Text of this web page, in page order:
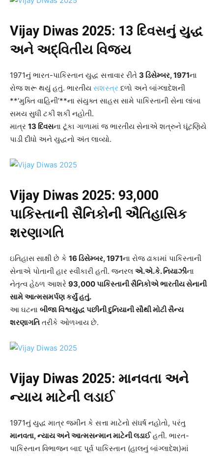
Vijay Diwas 2025: 13 દિવસનું યુદ્ધ
અને અદ્વિતીય વિજય
1971નું ભારત-પાકિસ્તાન યુદ્ધ સત્તાવાર રીતે 3 ડિસેમ્બર, 1971ના
રોજ શરૂ થયું હતું. ભારતીય સશસ્ત્ર દળો અને બાંગ્લાદેશની
**‘મુક્તિ વાહિની’**ના સંયુક્ત સાહસ સામે પાકિસ્તાની સેના લાંબા
સમય સુધી ટકી શકી નહોતી.
માત્ર 13 દિવસના ટૂંકા ગાળામાં જ ભારતીય સેનાએ શત્રુને ઘૂંટણિયે
પાડી દીધો અને યુદ્ધનો અંત લાવ્યો.
Vijay Diwas 2025: 93,000
પાકિસ્તાની સૈનિકોની ઐતિહાસિક
શરણાગતિ
ઇતિહાસ સાક્ષી છે કે 16 ડિસેમ્બર, 1971ના રોજ ઢાકામાં પાકિસ્તાની
સેનાએ પોતાની હાર સ્વીકારી હતી. જનરલ એ.એ.કે. નિયાઝીના
નેતૃત્વ હેઠળ આશરે 93,000પાકિસ્તાની સૈનિકોએ ભારતીય સેનાની
સામે આત્મસમર્પણ કર્યું હતું.
આ ઘટના બીજા વિશ્વયુદ્ધ પછીની દુનિયાની સૌથી મોટી સૈન્ય
શરણાગતિ તરીકે ઓળખાય છે.
Vijay Diwas 2025: માનવતા અને
ન્યાય માટેની લડાઈ
1971નું યુદ્ધ માત્ર જમીન કે સત્તા માટેનો સંઘર્ષ નહોતો, પરંતુ
માનવતા,ન્યાય અને આત્મસન્માન માટેની લડાઈહતી. ભારત-
પાકિસ્તાન વિભાજન બાદ પૂર્વ પાકિસ્તાન (હાલનું બાંગ્લાદેશ)માં